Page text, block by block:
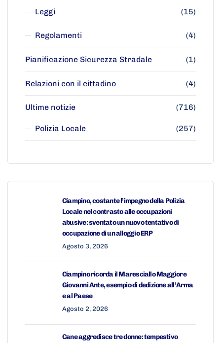
Leggi (15)
Regolamenti (4)
Pianificazione Sicurezza Stradale (1)
Relazioni con il cittadino (4)
Ultime notizie (716)
Polizia Locale (257)
Ciampino, costante l’impegno della Polizia
Locale nel contrasto alle occupazioni
abusive: sventato un nuovo tentativo di
occupazione di un alloggio ERP
Agosto 3, 2026
Ciampino ricorda il Maresciallo Maggiore
Giovanni Ante, esempio di dedizione all’Arma
e al Paese
Agosto 2, 2026
Cane aggredisce tre donne: tempestivo